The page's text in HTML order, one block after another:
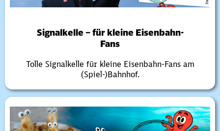
Signalkelle – für kleine Eisenbahn-
Fans
Tolle Signalkelle für kleine Eisenbahn-Fans am
(Spiel-)Bahnhof.